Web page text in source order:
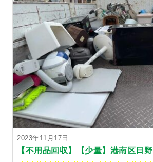
2023年11月17日
【不用品回収】【少量】港南区日野